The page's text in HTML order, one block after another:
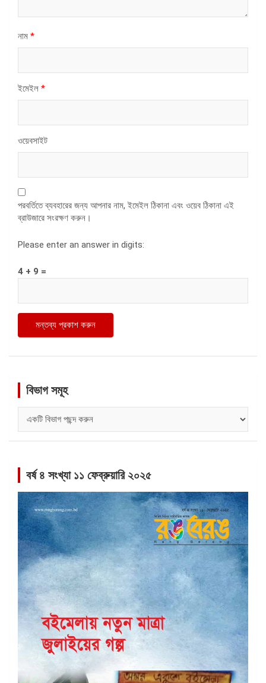
নাম *
ইমেইল *
ওয়েবসাইট
পরবর্তিতে ব্যবহারের জন্য আপনার নাম, ইমেইল ঠিকানা এবং ওয়েব ঠিকানা এই
ব্রাউজারে সংরক্ষণ করুন।
Please enter an answer in digits:
4 + 9 =
বিভাগ সমূহ
সমূহ
বর্ষ ৪ সংখ্যা ১১ ফেব্রুয়ারি ২০২৫